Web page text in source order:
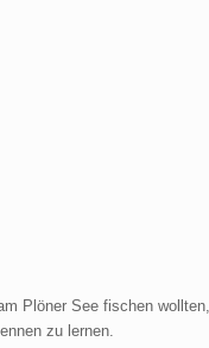
Plöner See fischen
zu lernen.